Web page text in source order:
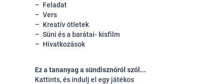
Feladat
Vers
Kreatív ötletek
Süni és a barátai- kisfilm
Hivatkozások
Ez a tananyag a sündisznóról szól...
Kattints, és indulj el egy játékos